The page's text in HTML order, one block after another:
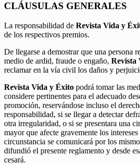
CLÁUSULAS GENERALES
La responsabilidad de Revista Vida y
de los respectivos premios.
De llegarse a demostrar que una persona
medio de ardid, fraude o engaño, Revista
reclamar en la vía civil los daños y
Revista Vida y Éxito podrá tomar las
considere pertinentes para el adecuado
promoción, reservándose incluso el
responsabilidad, si se llegar a detectar
otra irregularidad, o si se presentara una
mayor que afecte gravemente los intereses
circunstancia se comunicará por los
difundió el presente reglamento y desde
cesará.